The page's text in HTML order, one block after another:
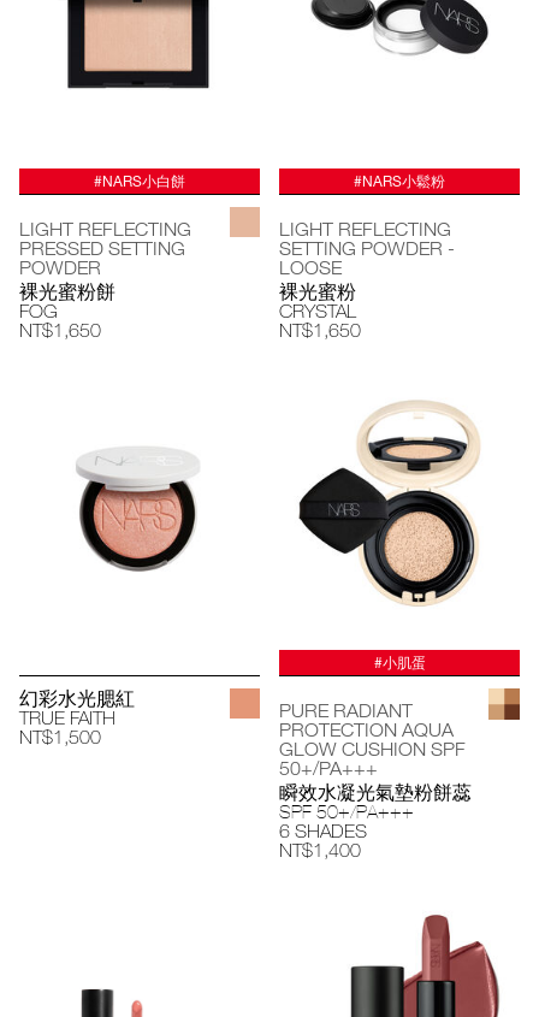
#NARS小白餅
LIGHT REFLECTING
PRESSED SETTING
POWDER
裸光蜜粉餅
FOG
NT$1,650
#NARS小鬆粉
LIGHT REFLECTING
SETTING POWDER -
LOOSE
裸光蜜粉
CRYSTAL
NT$1,650
幻彩水光腮紅
TRUE FAITH
NT$1,500
#小肌蛋
PURE RADIANT
PROTECTION AQUA
GLOW CUSHION SPF
50+/PA+++
瞬效水凝光氣墊粉餅蕊
SPF 50+/PA+++
6 SHADES
NT$1,400